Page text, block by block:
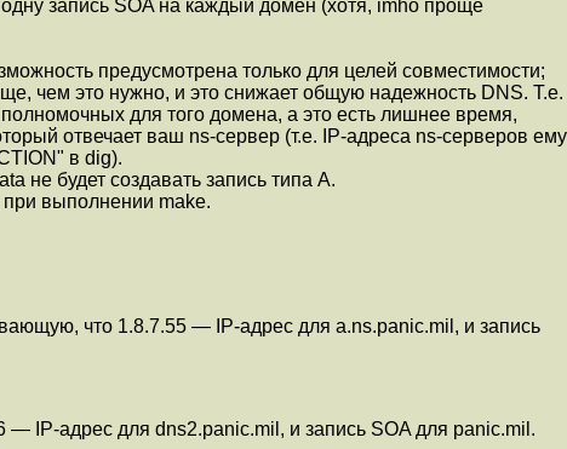
запись SOA на каждый домен (хотя, imho проще
предусмотрена только для целей совместимости;
чем это нужно, и это снижает общую надежность DNS. Т.е.
для того домена, а это есть лишнее время,
отвечает ваш ns-сервер (т.е. IP-адреса ns-серверов ему
в dig).
не будет создавать запись типа A.
при выполнении make.
что 1.8.7.55 — IP-адрес для a.ns.panic.mil, и запись
IP-адрес для dns2.panic.mil, и запись SOA для panic.mil.